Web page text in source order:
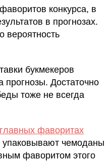
конкурса, в
в прогнозах.
вероятность
букмекеров
прогнозы. Достаточно
тоже не всегда
фаворитах
чемоданы
фаворитом этого